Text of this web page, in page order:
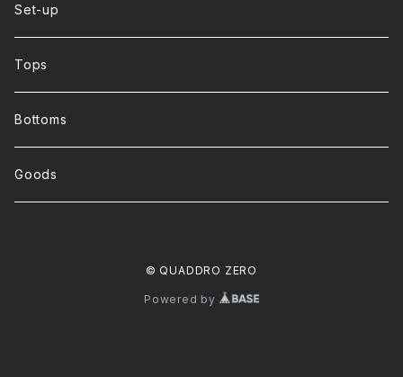
+Right
Ryusei
Miduki
Smile Project
Set-up
Tops
Bottoms
Goods
© QUADDRO ZERO
Powered by